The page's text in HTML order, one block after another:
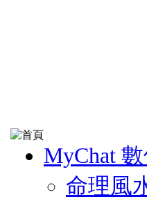
MyChat
命理風